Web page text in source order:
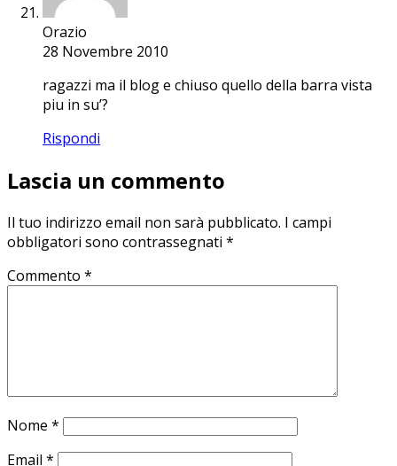
Orazio
28 Novembre 2010
ragazzi ma il blog e chiuso quello della barra vista
piu in su’?
Rispondi
Lascia un commento
Il tuo indirizzo email non sarà pubblicato. I campi
obbligatori sono contrassegnati *
Commento *
Nome *
Email *